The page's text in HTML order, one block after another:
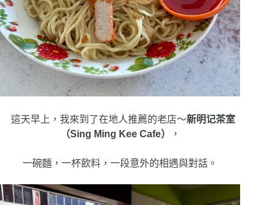
這天早上，我來到了在地人推薦的老店～新明记茶室
（Sing Ming Kee Cafe）
，
一碗麵，一杯飲料，一段意外的相遇與對話。